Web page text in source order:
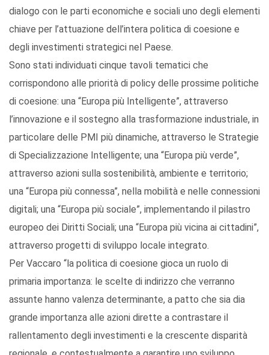
dialogo con le parti economiche e sociali uno degli elementi
chiave per l’attuazione dell’intera politica di coesione e
degli investimenti strategici nel Paese.
Sono stati individuati cinque tavoli tematici che
corrispondono alle priorità di policy delle prossime politiche
di coesione: una “Europa più Intelligente”, attraverso
l’innovazione e il sostegno alla trasformazione industriale, in
particolare delle PMI più dinamiche, attraverso le Strategie
di Specializzazione Intelligente; una “Europa più verde”,
attraverso azioni sulla sostenibilità, ambiente e territorio;
una “Europa più connessa”, nella mobilità e nelle connessioni
digitali; una “Europa più sociale”, implementando il pilastro
europeo dei Diritti Sociali; una “Europa più vicina ai cittadini”,
attraverso progetti di sviluppo locale integrato.
Per Vaccaro “la politica di coesione gioca un ruolo di
primaria importanza: le scelte di indirizzo che verranno
assunte hanno valenza determinante, a patto che sia dia
grande importanza alle azioni dirette a contrastare il
rallentamento degli investimenti e la crescente disparità